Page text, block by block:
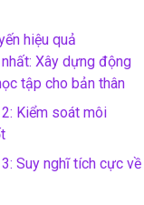
hiệu quả
Xây dựng động
tập cho bản thân
Kiểm soát môi
Suy nghĩ tích cực về